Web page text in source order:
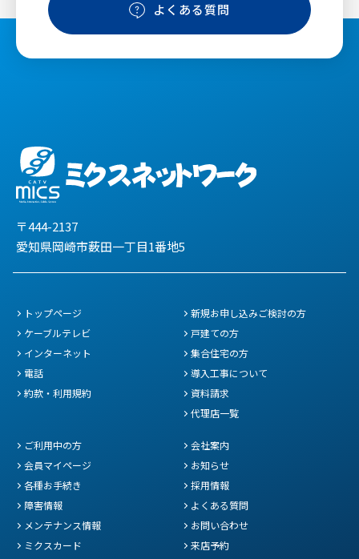
よくある質問
〒444-2137
愛知県岡崎市薮田一丁目1番地5
トップページ
ケーブルテレビ
インターネット
電話
約款・利用規約
新規お申し込みご検討の方
戸建ての方
集合住宅の方
導入工事について
資料請求
代理店一覧
ご利用中の方
会員マイページ
各種お手続き
障害情報
メンテナンス情報
ミクスカード
会社案内
お知らせ
採用情報
よくある質問
お問い合わせ
来店予約